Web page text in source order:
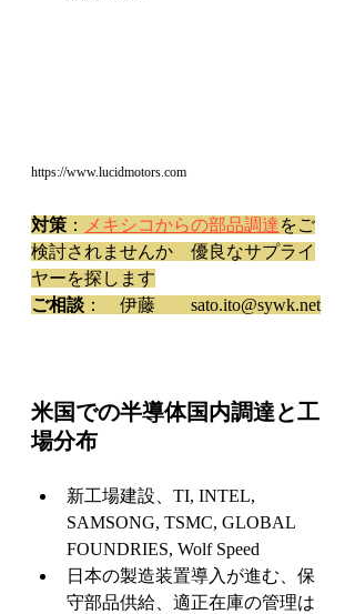
https://www.lucidmotors.com
対策 ： メキシコからの部品調達をご
検討されませんか　優良なサプライ
ヤーを探します
ご相談 ：　伊藤　　sato.ito@sywk.net
米国での半導体国内調達と工
場分布
新工場建設、TI, INTEL,
SAMSONG, TSMC, GLOBAL
FOUNDRIES, Wolf Speed
日本の製造装置導入が進む、保
守部品供給、適正在庫の管理は